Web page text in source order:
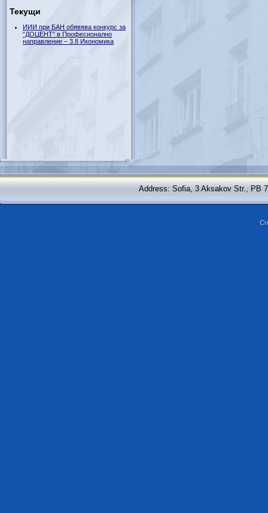
Текущи
ИИИ при БАН обявява конкурс за
“ДОЦЕНТ” в Професионално
направление – 3.8 Икономика
Address: Sofia, 3 Aksakov Str., PB